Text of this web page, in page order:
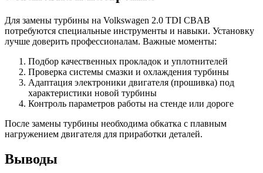
Для замены турбины на Volkswagen 2.0 TDI CBAB
потребуются специальные инструменты и навыки. Установку
лучше доверить профессионалам. Важные моменты:
Подбор качественных прокладок и уплотнителей
Проверка системы смазки и охлаждения турбины
Адаптация электроники двигателя (прошивка) под
характеристики новой турбины
Контроль параметров работы на стенде или дороге
После замены турбины необходима обкатка с плавным
нагружением двигателя для приработки деталей.
Выводы